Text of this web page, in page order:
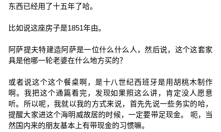
东西已经用了十五年了哈。
比如说这座房子是1851年由。
阿萨提夫特建造阿萨是一位什么什么人，然后说，这个这套家
具是他哪一轮老婆在什么地方买的？
或者说这个这个餐桌啊，是十八世纪西班牙是用胡桃木制作
啊。我把这个通篇看完，发现如果照这么讲，肯定没人愿意
听。所以呢，我就以我的方式来说，首先先说一些务实的哈，
提醒大家进这个海明威故居的时候，一定要带足现金。 呃，当
然国内来的朋友基本上有带现金的习惯嘛。